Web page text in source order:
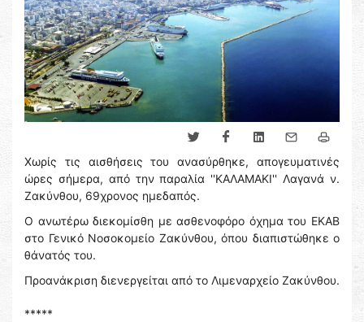
Χωρίς τις αισθήσεις του ανασύρθηκε, απογευματινές
ώρες σήμερα, από την παραλία ''ΚΑΛΑΜΑΚΙ'' Λαγανά ν.
Ζακύνθου, 69χρονος ημεδαπός.
Ο ανωτέρω διεκομίσθη με ασθενοφόρο όχημα του ΕΚΑΒ
στο Γενικό Νοσοκομείο Ζακύνθου, όπου διαπιστώθηκε ο
θάνατός του.
Προανάκριση διενεργείται από το Λιμεναρχείο Ζακύνθου.
*****